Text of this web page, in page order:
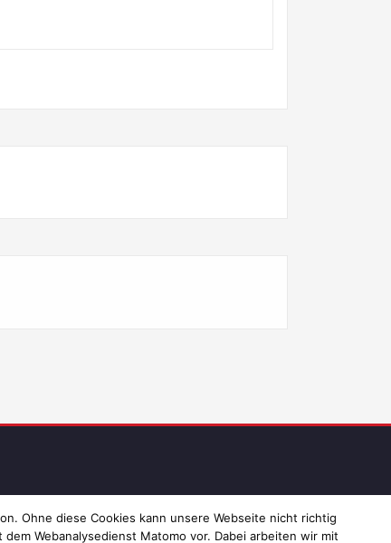
und Datenschutz
Ohne diese Cookies kann unsere Webseite nicht richtig
Webanalysedienst Matomo vor. Dabei arbeiten wir mit